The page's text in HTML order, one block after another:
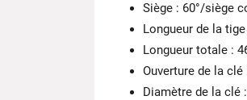
Siège : 60°/siège
Longueur de la
Longueur totale :
Ouverture de la clé
Diamètre de la clé